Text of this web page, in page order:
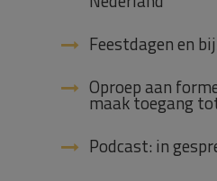
Feestdagen en
Oproep aan
maak toegang
Podcast: in